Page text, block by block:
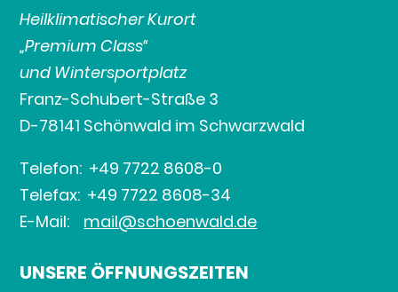
Heilklimatischer Kurort
„Premium Class“
und Wintersportplatz
Franz-Schubert-Straße 3
D-78141 Schönwald im Schwarzwald
Telefon: +49 7722 8608-0
Telefax: +49 7722 8608-34
E-Mail: mail@schoenwald.de
UNSERE ÖFFNUNGSZEITEN